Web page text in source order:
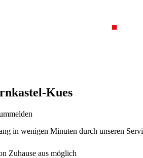
Kues
in wenigen Minuten durch unseren
Zuhause aus möglich